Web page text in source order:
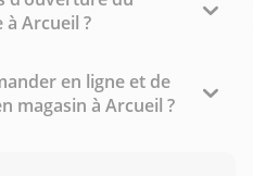
à Arcueil ?
en ligne et de
magasin à Arcueil ?